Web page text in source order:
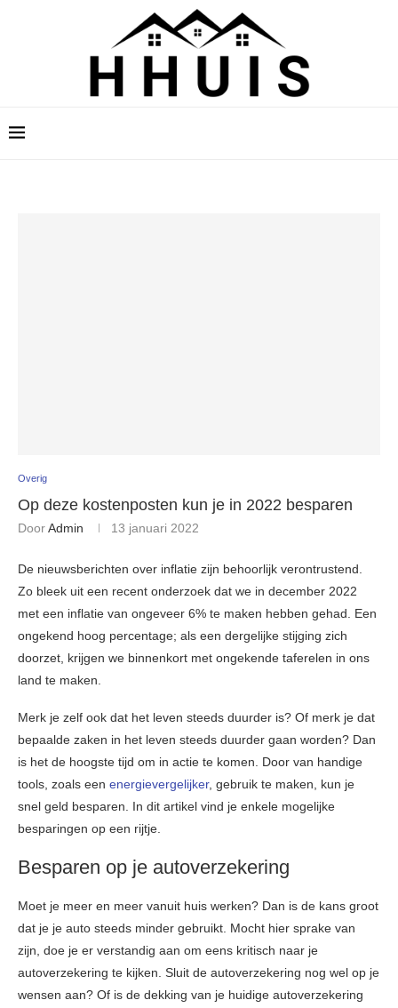
Overig
Op deze kostenposten kun je in 2022 besparen
DoorAdmin 13 januari 2022
De nieuwsberichten over inflatie zijn behoorlijk verontrustend.
Zo bleek uit een recent onderzoek dat we in december 2022
met een inflatie van ongeveer 6% te maken hebben gehad. Een
ongekend hoog percentage; als een dergelijke stijging zich
doorzet, krijgen we binnenkort met ongekende taferelen in ons
land te maken.
Merk je zelf ook dat het leven steeds duurder is? Of merk je dat
bepaalde zaken in het leven steeds duurder gaan worden? Dan
is het de hoogste tijd om in actie te komen. Door van handige
tools, zoals een energievergelijker, gebruik te maken, kun je
snel geld besparen. In dit artikel vind je enkele mogelijke
besparingen op een rijtje.
Besparen op je autoverzekering
Moet je meer en meer vanuit huis werken? Dan is de kans groot
dat je je auto steeds minder gebruikt. Mocht hier sprake van
zijn, doe je er verstandig aan om eens kritisch naar je
autoverzekering te kijken. Sluit de autoverzekering nog wel op je
wensen aan? Of is de dekking van je huidige autoverzekering